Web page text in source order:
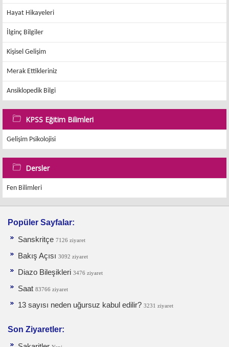
Hayat Hikayeleri
İlginç Bilgiler
Kişisel Gelişim
Merak Ettikleriniz
Ansiklopedik Bilgi
KPSS Eğitim Bilimleri
Gelişim Psikolojisi
Dersler
Fen Bilimleri
Popüler Sayfalar:
Sanskritçe 7126 ziyaret
Bakış Açısı 3092 ziyaret
Diazo Bileşikleri 3476 ziyaret
Saat 83766 ziyaret
13 sayısı neden uğursuz kabul edilir? 3231 ziyaret
Son Ziyaretler: